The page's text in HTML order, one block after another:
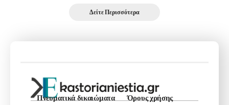
Δείτε Περισσότερα
Πνευματικά δικαιώματα
Όρους χρήσης